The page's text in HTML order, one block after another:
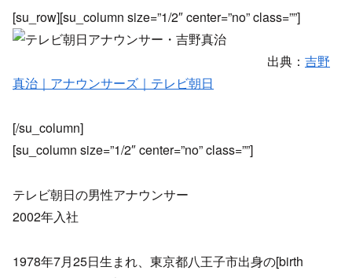
[su_row][su_column size=”1/2″ center=”no” class=””]
出典： 吉野
真治｜アナウンサーズ｜テレビ朝日
[/su_column]
[su_column size=”1/2″ center=”no” class=””]
テレビ朝日の男性アナウンサー
2002年入社
1978年7月25日生まれ、東京都八王子市出身の[birth